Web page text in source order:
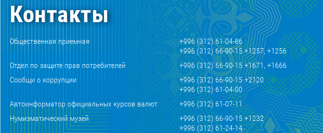
Контакты
Общественная приемная
+996 (312) 61-04-86
+996 (312) 66-90-15 +1257, +1256
Отдел по защите прав потребителей
+996 (312) 66-90-15 +1671, +1666
Сообщи о коррупции
+996 (312) 66-90-15 +2120
+996 (312) 61-04-00
Автоинформатор официальных курсов валют
+996 (312) 61-07-11
Нумизматический музей
+996 (312) 66-90-15 +1232
+996 (312) 61-24-14